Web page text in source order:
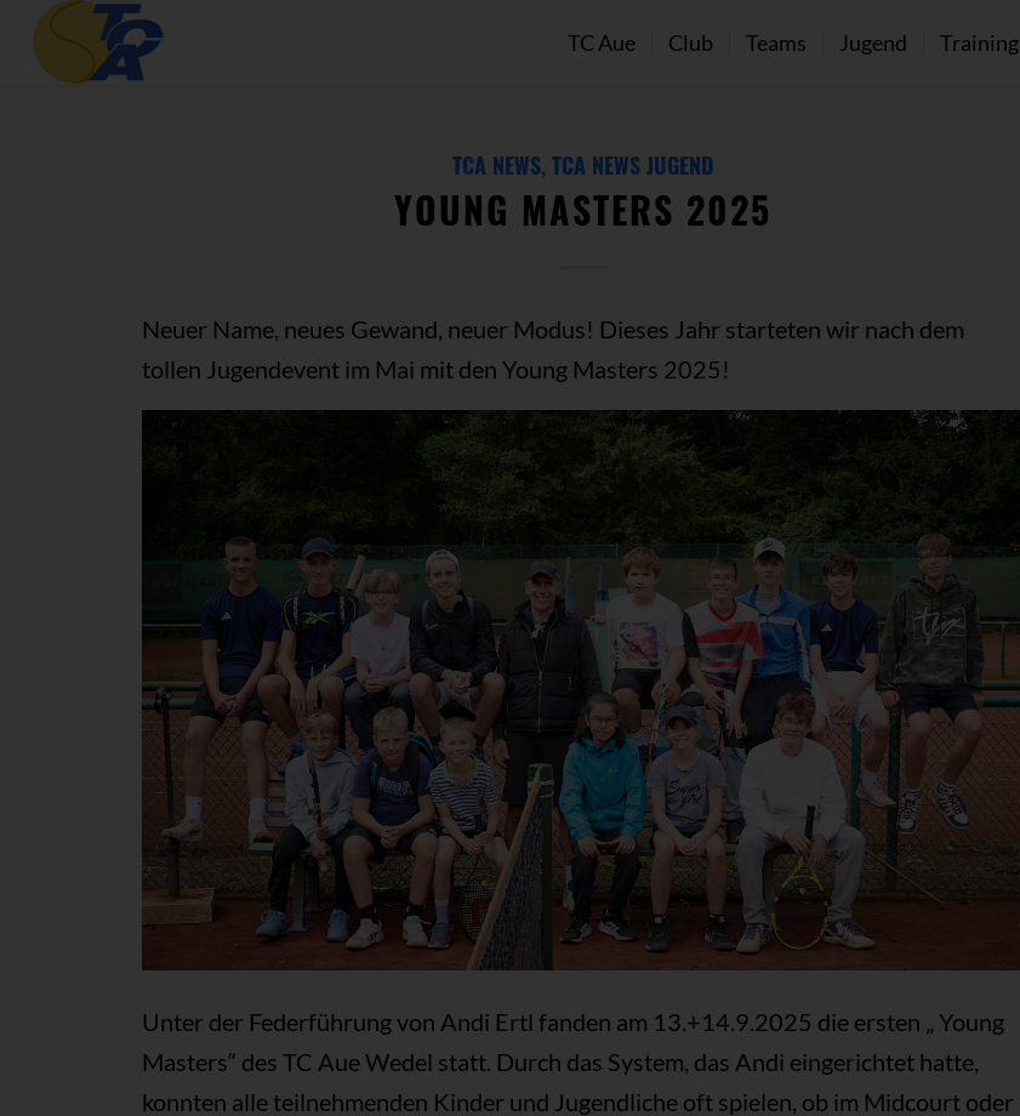
TC Aue Club Teams Jugend Training
TCA NEWS, TCA NEWS JUGEND
YOUNG MASTERS 2025
Neuer Name, neues Gewand, neuer Modus! Dieses Jahr starteten wir nach dem
tollen Jugendevent im Mai mit den Young Masters 2025!
Unter der Federführung von Andi Ertl fanden am 13.+14.9.2025 die ersten „ Young
Masters“ des TC Aue Wedel statt. Durch das System, das Andi eingerichtet hatte,
konnten alle teilnehmenden Kinder und Jugendliche oft spielen, ob im Midcourt oder